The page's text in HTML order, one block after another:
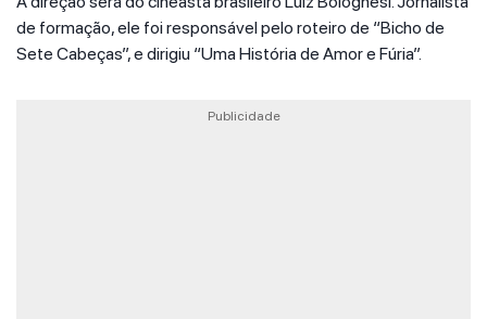
de formação, ele foi responsável pelo roteiro de “Bicho de
Sete Cabeças”, e dirigiu “Uma História de Amor e Fúria”.
Publicidade